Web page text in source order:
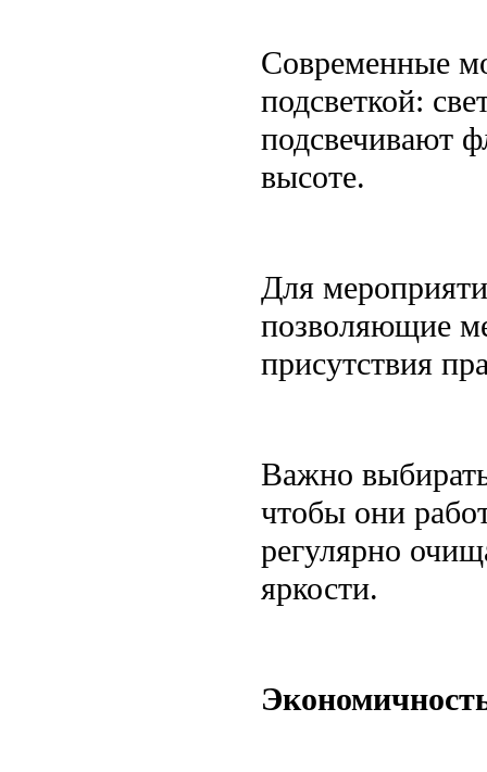
Современные
подсветкой:
подсвечивают
высоте.
Для
позволяющие
присутствия
Важно
чтобы они
регулярно
яркости.